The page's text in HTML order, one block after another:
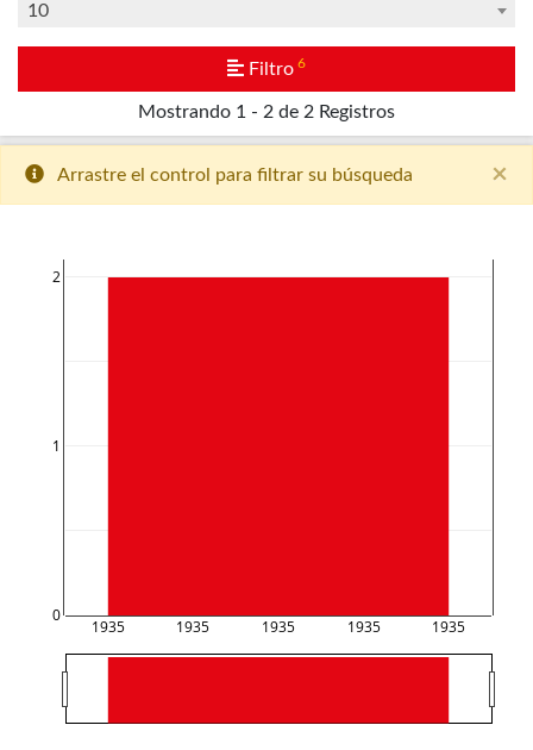
Mostrando 1 - 2 de 2 Registros
10
Filtro 6
×
Arrastre el control para filtrar su búsqueda
1935 1935 1935 1935 1935
0
1
2